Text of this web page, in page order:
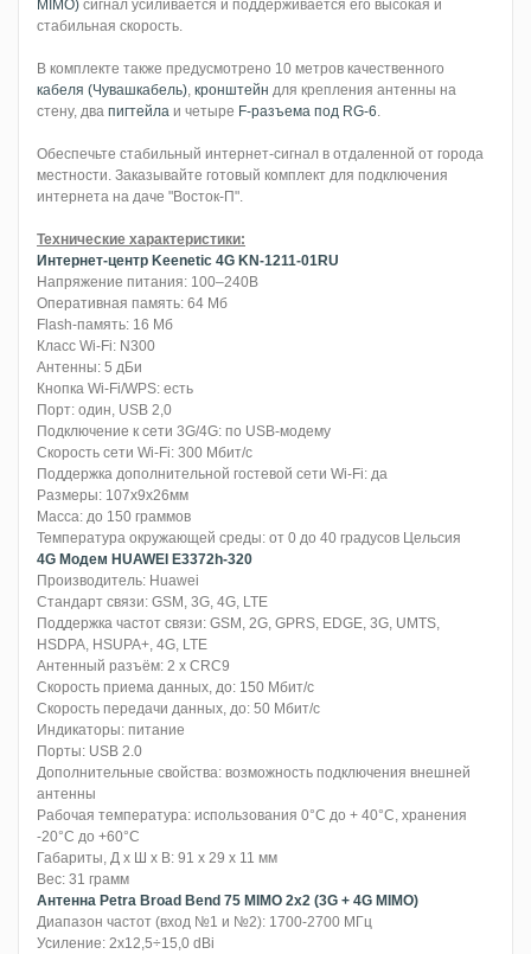
MIMO) сигнал усиливается и поддерживается его высокая и
стабильная скорость.
В комплекте также предусмотрено 10 метров качественного
кабеля (Чувашкабель), кронштейн для крепления антенны на
стену, два пигтейла и четыре F-разъема под RG-6.
Обеспечьте стабильный интернет-сигнал в отдаленной от города
местности. Заказывайте готовый комплект для подключения
интернета на даче "Восток-П".
Технические характеристики:
Интернет-центр Keenetic 4G KN-1211-01RU
Напряжение питания: 100–240В
Оперативная память: 64 Мб
Flash-память: 16 Мб
Класс Wi-Fi: N300
Антенны: 5 дБи
Кнопка Wi-Fi/WPS: есть
Порт: один, USB 2,0
Подключение к сети 3G/4G: по USB-модему
Скорость сети Wi-Fi: 300 Мбит/с
Поддержка дополнительной гостевой сети Wi-Fi: да
Размеры: 107x9x26мм
Масса: до 150 граммов
Температура окружающей среды: от 0 до 40 градусов Цельсия
4G Модем HUAWEI E3372h-320
Производитель: Huawei
Стандарт связи: GSM, 3G, 4G, LTE
Поддержка частот связи: GSM, 2G, GPRS, EDGE, 3G, UMTS,
HSDPA, HSUPA+, 4G, LTE
Антенный разъём: 2 x CRC9
Скорость приема данных, до: 150 Мбит/с
Скорость передачи данных, до: 50 Mбит/c
Индикаторы: питание
Порты: USB 2.0
Дополнительные свойства: возможность подключения внешней
антенны
Рабочая температура: использования 0°C до + 40°C, хранения
-20°C до +60°C
Габариты, Д x Ш x В: 91 x 29 x 11 мм
Вес: 31 грамм
Антенна Petra Broad Bend 75 MIMO 2x2 (3G + 4G MIMO)
Диапазон частот (вход №1 и №2): 1700-2700 МГц
Усиление: 2x12,5÷15,0 dBi